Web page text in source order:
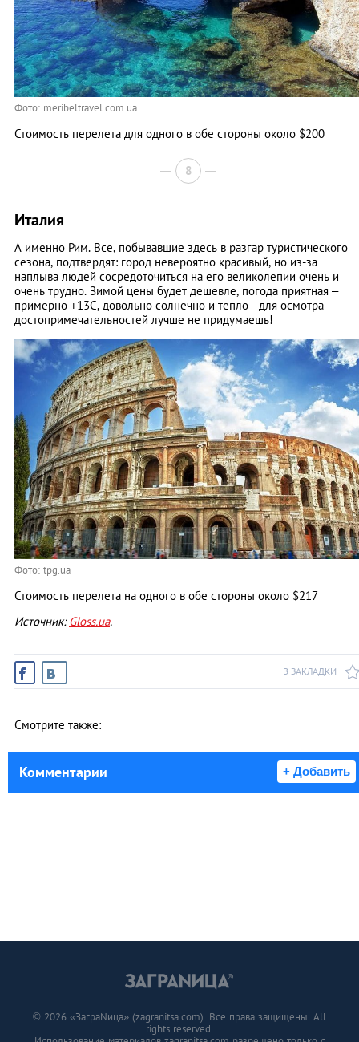
Фото: meribeltravel.com.ua
Стоимость перелета для одного в обе стороны около $200
8
Италия
А именно Рим. Все, побывавшие здесь в разгар туристического
сезона, подтвердят: город невероятно красивый, но из-за
наплыва людей сосредоточиться на его великолепии очень и
очень трудно. Зимой цены будет дешевле, погода приятная –
примерно +13С, довольно солнечно и тепло - для осмотра
достопримечательностей лучше не придумаешь!
Фото: tpg.ua
Стоимость перелета на одного в обе стороны около $217
Источник: Gloss.ua.
В ЗАКЛАДКИ
Смотрите также:
Комментарии + Добавить
© 2026 «ЗаграNица» (zagranitsa.com). Все права защищены. All
rights reserved.